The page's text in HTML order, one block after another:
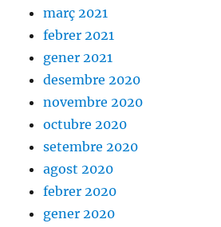
març 2021
febrer 2021
gener 2021
desembre 2020
novembre 2020
octubre 2020
setembre 2020
agost 2020
febrer 2020
gener 2020